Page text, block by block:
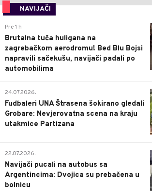
NAVIJAČI
Pre 1 h
Brutalna tuča huligana na
zagrebačkom aerodromu! Bed Blu Bojsi
napravili sačekušu, navijači padali po
automobilima
24.07.2026.
Fudbaleri UNA Štrasena šokirano gledali
Grobare: Nevjerovatna scena na kraju
utakmice Partizana
22.07.2026.
Navijači pucali na autobus sa
Argentincima: Dvojica su prebačena u
bolnicu